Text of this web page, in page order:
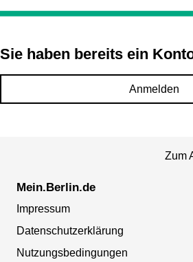
Sie haben bereits ein
Anmelden
Zum
Mein.Berlin.de
Impressum
Datenschutzerklärung
Nutzungsbedingungen